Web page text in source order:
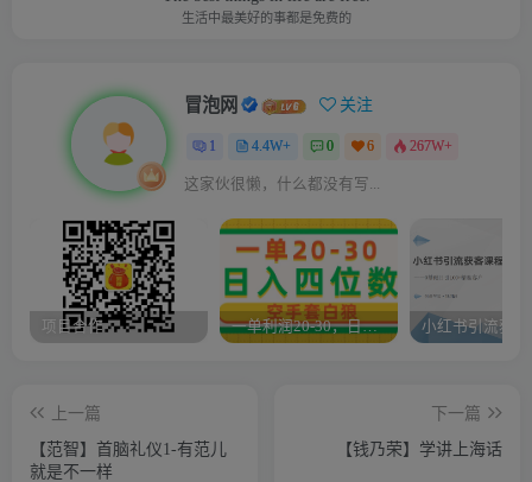
生活中最美好的事都是免费的
冒泡网 关注
1 4.4W+ 0 6 267W+
这家伙很懒，什么都没有写...
项目合作 一单利润20-30，日入四位数，空手套白狼，只要做就能赚，简单无套路
上一篇
【范智】首脑礼仪1-有范儿
就是不一样
下一篇
【钱乃荣】学讲上海话